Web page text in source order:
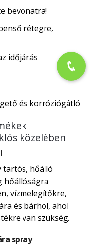
bevonatra!
rétegre,
időjárás
és korróziógátló
közelében
tartós, hőálló
hőállóságra
vízmelegítőkre,
és bárhol, ahol
van szükség.
spray